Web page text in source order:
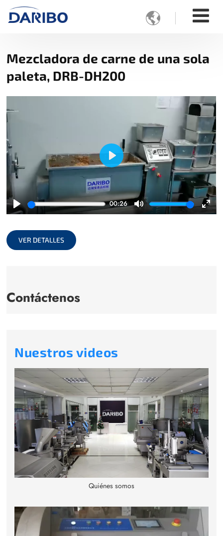

Mezcladora de carne de una sola
paleta, DRB-DH200
Play
00:26
Mute
Play
VER DETALLES
Contáctenos
Nuestros videos
Quiénes somos